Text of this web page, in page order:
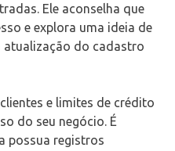
Ele aconselha que
e explora uma ideia de
do cadastro
e limites de crédito
do seu negócio. É
possua registros